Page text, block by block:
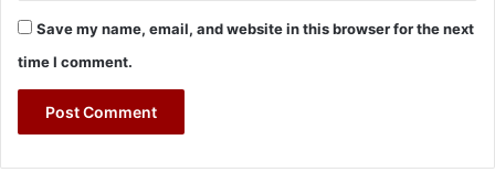
Save my name, email, and website in this browser for the next
time I comment.